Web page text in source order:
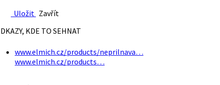
Uložit Zavřít
KDE TO SEHNAT
www.elmich.cz/products/neprilnava…
www.elmich.cz/products…